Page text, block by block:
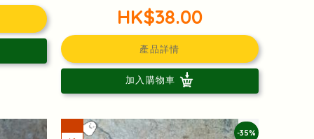
HK$38.00
產品詳情
加入購物車
-35%